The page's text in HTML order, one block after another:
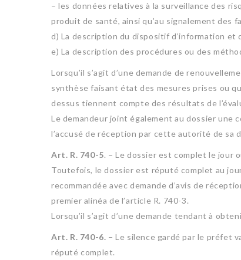
– les données relatives à la surveillance des
produit de santé, ainsi qu’au signalement des
d) La description du dispositif d’information et
e) La description des procédures ou des
Lorsqu’il s’agit d’une demande de
synthèse faisant état des mesures prises ou
dessus tiennent compte des résultats de
Le demandeur joint également au dossier une
l’accusé de réception par cette autorité de sa
Art. R. 740-5. − Le dossier est complet le jour
Toutefois, le dossier est réputé complet au
recommandée avec demande d’avis de
premier alinéa de l’article R. 740-3.
Lorsqu’il s’agit d’une demande tendant à
Art. R. 740-6. − Le silence gardé par le préfet
réputé complet.